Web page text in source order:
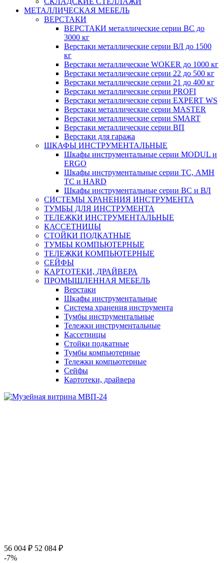
МЕТАЛЛИЧЕСКАЯ МЕБЕЛЬ
ВЕРСТАКИ
ВЕРСТАКИ металлические серии ВС до
3000 кг
Верстаки металлические серии ВЛ до 1500
кг
Верстаки металлические WOKER до 1000 кг
Верстаки металлические серии 22 до 500 кг
Верстаки металлические серии 21 до 400 кг
Верстаки металлические серии PROFI
Верстаки металлические серии EXPERT WS
Верстаки металлические серии MASTER
Верстаки металлические серии SMART
Верстаки металлические серии ВП
Верстаки для гаража
ШКАФЫ ИНСТРУМЕНТАЛЬНЫЕ
Шкафы инструментальные серии MODUL и
ERGO
Шкафы инструментальные серии ТС, АМН
ТС и HARD
Шкафы инструментальные серии ВС и ВЛ
СИСТЕМЫ ХРАНЕНИЯ ИНСТРУМЕНТА
ТУМБЫ ДЛЯ ИНСТРУМЕНТА
ТЕЛЕЖКИ ИНСТРУМЕНТАЛЬНЫЕ
КАССЕТНИЦЫ
СТОЙКИ ПОДКАТНЫЕ
ТУМБЫ КОМПЬЮТЕРНЫЕ
ТЕЛЕЖКИ КОМПЬЮТЕРНЫЕ
СЕЙФЫ
КАРТОТЕКИ, ДРАЙВЕРА
ПРОМЫШЛЕННАЯ МЕБЕЛЬ
Верстаки
Шкафы инструментальные
Система хранения инструмента
Тумбы инструментальные
Тележки инструментальные
Кассетницы
Стойки подкатные
Тумбы компьютерные
Тележки компьютерные
Сейфы
Картотеки, драйвера
56 004 ₽ 52 084 ₽
-7%